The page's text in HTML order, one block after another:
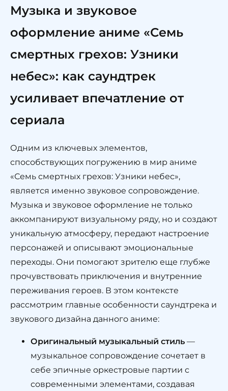
Музыка и звуковое
оформление аниме «Семь
смертных грехов: Узники
небес»: как саундтрек
усиливает впечатление от
сериала
Одним из ключевых элементов,
способствующих погружению в мир аниме
«Семь смертных грехов: Узники небес»,
является именно звуковое сопровождение.
Музыка и звуковое оформление не только
аккомпанируют визуальному ряду, но и создают
уникальную атмосферу, передают настроение
персонажей и описывают эмоциональные
переходы. Они помогают зрителю еще глубже
прочувствовать приключения и внутренние
переживания героев. В этом контексте
рассмотрим главные особенности саундтрека и
звукового дизайна данного аниме:
Оригинальный музыкальный стиль —
музыкальное сопровождение сочетает в
себе эпичные оркестровые партии с
современными элементами, создавая